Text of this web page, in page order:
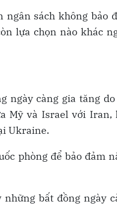
ngân sách không bảo
lựa chọn nào khác
ngày càng gia tăng
Mỹ và Israel với Iran,
Ukraine.
phòng để bảo đảm
bất đồng ngày